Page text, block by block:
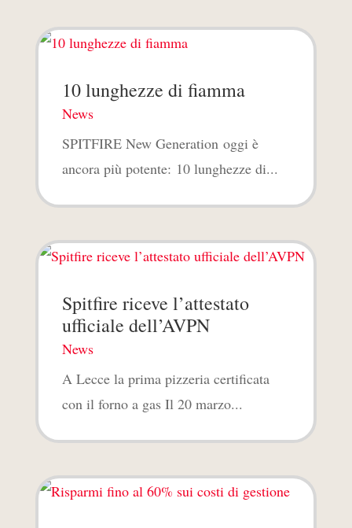
10 lunghezze di fiamma
News
SPITFIRE New Generation oggi è
ancora più potente: 10 lunghezze di...
Spitfire riceve l’attestato
ufficiale dell’AVPN
News
A Lecce la prima pizzeria certificata
con il forno a gas Il 20 marzo...